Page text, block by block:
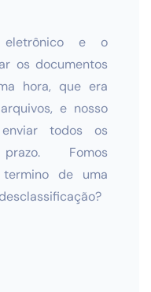
eletrônico e o
os documentos
hora, que era
e nosso
todos os
Fomos
termino de uma